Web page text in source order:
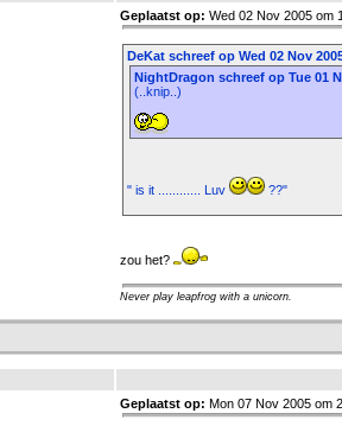
Geplaatst op: Wed 02 Nov 2005 om
DeKat schreef op Wed 02 Nov
NightDragon schreef op Tue 01
(..knip..)
" is it ............ Luv ??"
zou het?
Never play leapfrog with a unicorn.
Geplaatst op: Mon 07 Nov 2005 om